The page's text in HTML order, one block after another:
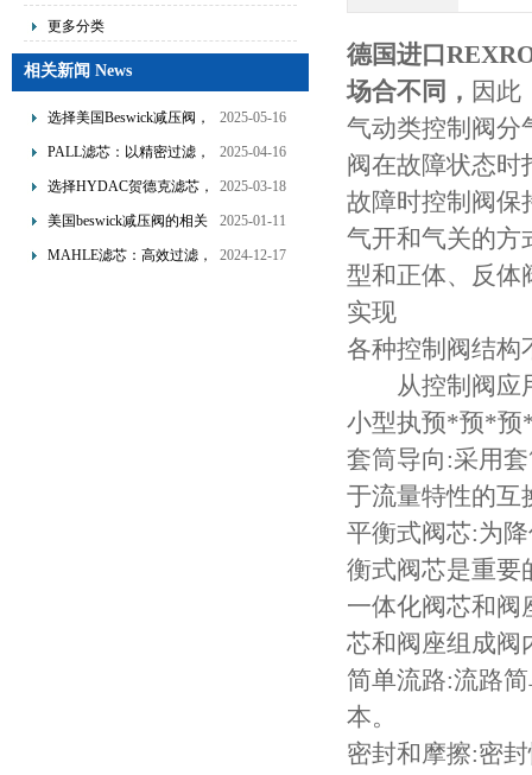
更多分类
相关新闻 News
选择美国Beswick减压阀，
提升流体系统效率
2025-05-16
PALL滤芯：以精密过滤，
为工业流体筑起“隐形安全
2025-04-16
选择HYDAC贺德克滤芯，
享受精准过滤与稳定性能
2025-03-18
美国beswick减压阀的相关
知识
2025-01-11
MAHLE滤芯：高效过滤，
2024-12-17
德国进口
场合不同， 因此
气动类控制阀分
阀在故障状态时
故障时控制阀保
气开和气关的
型和正体、反体
实现
各种控制阀结构
从控制阀应
小型执预*预*预
套筒导向:采用
于流量特性的互
平衡式阀芯:为
衡式阀芯是重要
一体化阀芯和阀
芯和阀座组成阀
简单流路:流路
本。
密封和摩擦:密